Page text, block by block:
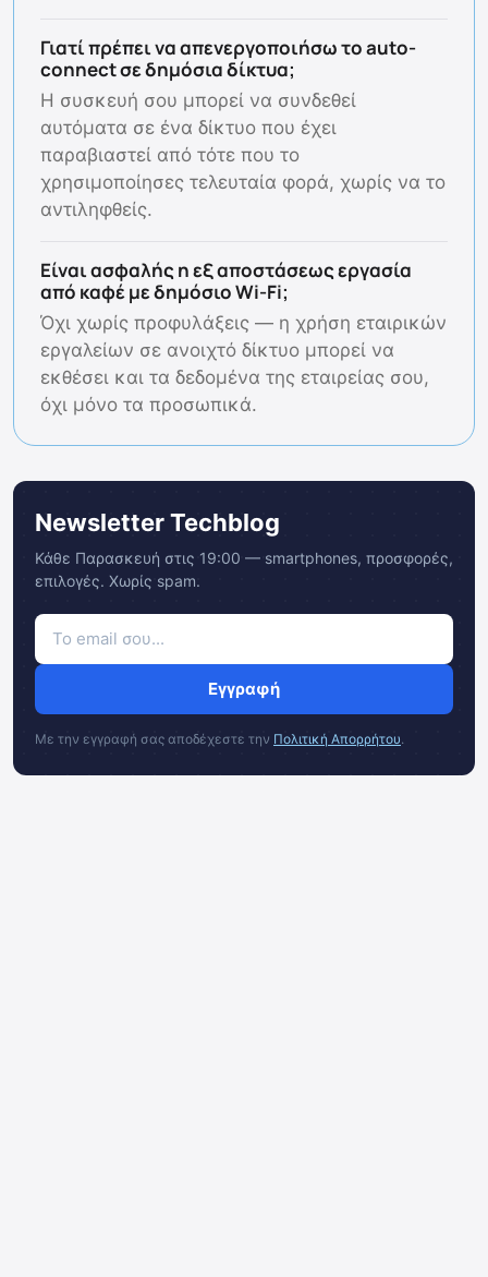
Γιατί πρέπει να απενεργοποιήσω το auto-
connect σε δημόσια δίκτυα;
Η συσκευή σου μπορεί να συνδεθεί
αυτόματα σε ένα δίκτυο που έχει
παραβιαστεί από τότε που το
χρησιμοποίησες τελευταία φορά, χωρίς να το
αντιληφθείς.
Είναι ασφαλής η εξ αποστάσεως εργασία
από καφέ με δημόσιο Wi-Fi;
Όχι χωρίς προφυλάξεις — η χρήση εταιρικών
εργαλείων σε ανοιχτό δίκτυο μπορεί να
εκθέσει και τα δεδομένα της εταιρείας σου,
όχι μόνο τα προσωπικά.
Newsletter Techblog
Κάθε Παρασκευή στις 19:00 — smartphones, προσφορές,
επιλογές. Χωρίς spam.
Εγγραφή
Με την εγγραφή σας αποδέχεστε την Πολιτική Απορρήτου.